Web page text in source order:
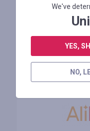
ZALOGUJ
We've
YES,
NO,